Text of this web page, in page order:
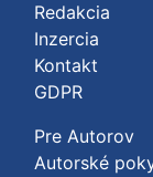
Redakcia
Inzercia
Kontakt
GDPR
Pre Autorov
Autorské